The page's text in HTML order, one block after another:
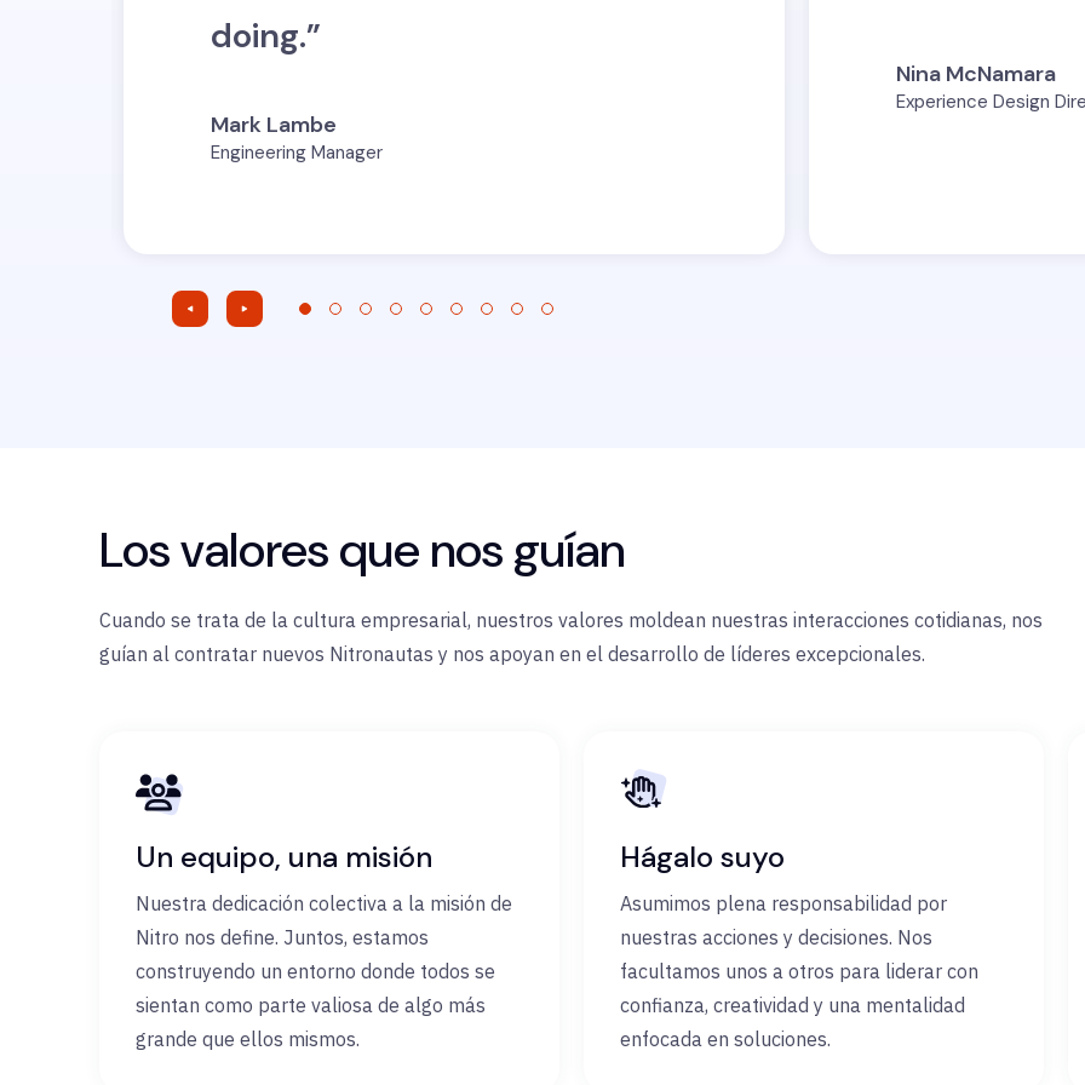
doing.”
Mark Lambe
Engineering Manager
Nina McNamara
Experience Design
Los valores que nos guían
Cuando se trata de la cultura empresarial, nuestros valores moldean nuestras interacciones cotidianas, nos
guían al contratar nuevos Nitronautas y nos apoyan en el desarrollo de líderes excepcionales.
Un equipo, una misión
Nuestra dedicación colectiva a la misión de
Nitro nos define. Juntos, estamos
construyendo un entorno donde todos se
sientan como parte valiosa de algo más
grande que ellos mismos.
Hágalo suyo
Asumimos plena responsabilidad por
nuestras acciones y decisiones. Nos
facultamos unos a otros para liderar con
confianza, creatividad y una mentalidad
enfocada en soluciones.